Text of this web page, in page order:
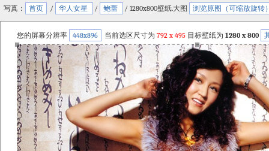
写真： 首页 / 华人女星 / 鲍蕾 / 1280x800壁纸.大图 浏览原图（可缩放旋转
您的屏幕分辨率 448x896 当前选区尺寸为 792 x 495 目标壁纸为 1280 x 800